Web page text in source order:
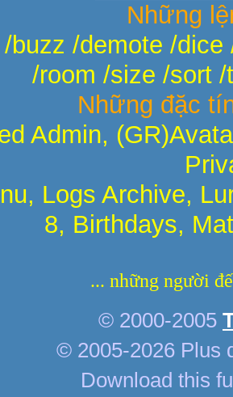
Những
buzz /demote /
/room /size /sort
Những đặc
Admin,
Logs Archive,
8, Birthdays,
... những người
© 2000-2005
© 2005-2026 Plus
Download this